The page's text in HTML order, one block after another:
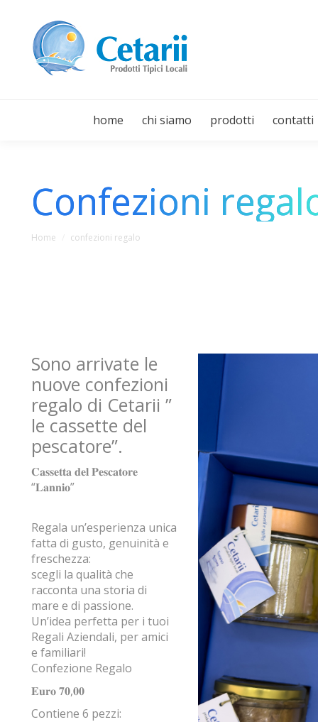
home chi siamo prodotti contatti
Confezioni
You are here:
Home confezioni regalo
Sono arrivate le
nuove confezioni
regalo di Cetarii ”
le cassette del
pescatore”.
𝐂𝐚𝐬𝐬𝐞𝐭𝐭𝐚 𝐝𝐞𝐥 𝐏𝐞𝐬𝐜𝐚𝐭𝐨𝐫𝐞
“𝐋𝐚𝐧𝐧𝐢𝐨”
Regala un’esperienza unica
fatta di gusto, genuinità e
freschezza:
scegli la qualità che
racconta una storia di
mare e di passione.
Un’idea perfetta per i tuoi
Regali Aziendali, per amici
e familiari!
Confezione Regalo
𝐄𝐮𝐫𝐨 𝟕𝟎,𝟎𝟎
Contiene 6 pezzi: